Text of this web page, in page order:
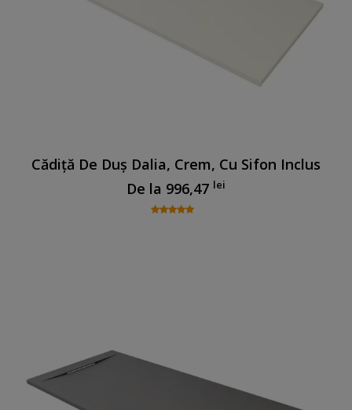
Cădiță De Duș Dalia, Crem, Cu Sifon Inclus
De la 996,47 lei